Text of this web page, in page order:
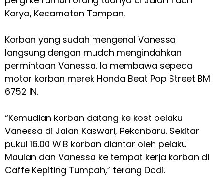
Karya, Kecamatan Tampan.
Korban yang sudah mengenal Vanessa
langsung dengan mudah mengindahkan
permintaan Vanessa. Ia membawa sepeda
motor korban merek Honda Beat Pop Street BM
6752 IN.
“Kemudian korban datang ke kost pelaku
Vanessa di Jalan Kaswari, Pekanbaru. Sekitar
pukul 16.00 WIB korban diantar oleh pelaku
Maulan dan Vanessa ke tempat kerja korban di
Caffe Kepiting Tumpah,” terang Dodi.